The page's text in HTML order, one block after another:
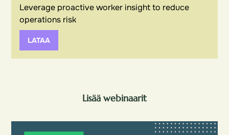
Leverage proactive worker insight to reduce
operations risk
LATAA
Lisää webinaarit